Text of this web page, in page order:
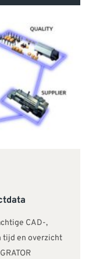
CAD-,
tijd en overzicht